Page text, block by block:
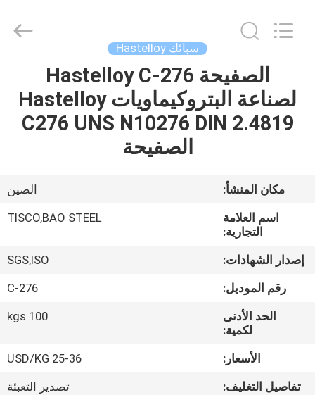
بيت
معلومات
جولة
المعمل
مراقبة
الجودة
INDUSTRIAL
سبائك Hastelloy
الصفيحة Hastelloy C-276
لصناعة البتروكيماويات Hastelloy
C276 UNS N10276 DIN 2.4819
الصفيحة
مكان المنشأ:
الصين
اسم العلامة
التجارية:
TISCO,BAO STEEL
إصدار الشهادات:
SGS,ISO
رقم الموديل:
C-276
الحد الأدنى
لكمية:
100 kgs
الأسعار:
25-36 USD/KG
تفاصيل التغليف:
تصدير التعبئة